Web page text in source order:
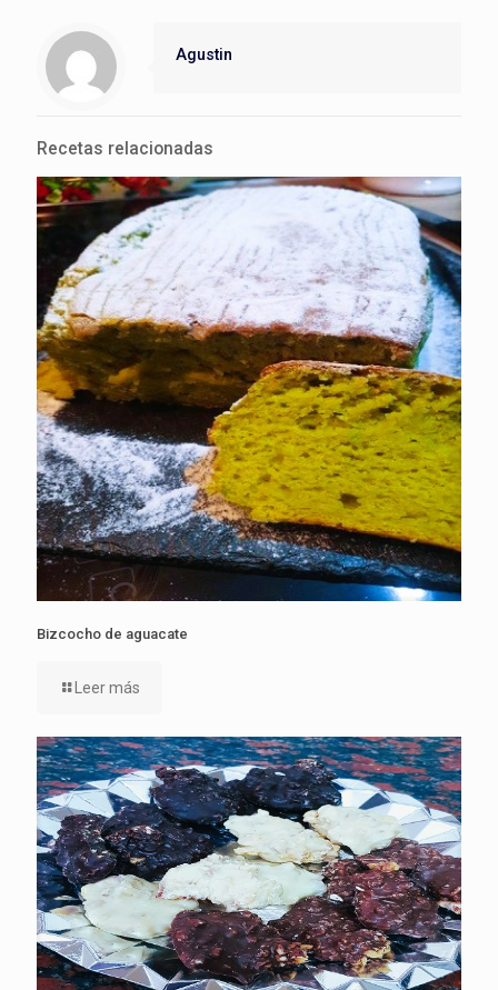
Agustin
Recetas relacionadas
Bizcocho de aguacate
Leer más